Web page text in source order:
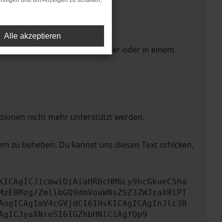
in einem anderen Browser oder in einem
nicht mehr unterstützt werden.
zu beheben. Du kannst uns diesen Text schicken,
ZmllbGQ9dmVoaWNsZSZ3ZWJzaXRlPT
Alle akzeptieren